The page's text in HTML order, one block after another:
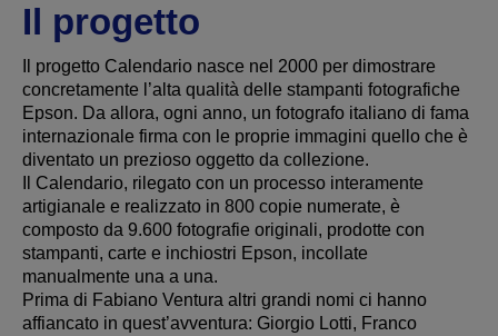
Il progetto
Il progetto Calendario nasce nel 2000 per dimostrare
concretamente l’alta qualità delle stampanti fotografiche
Epson. Da allora, ogni anno, un fotografo italiano di fama
internazionale firma con le proprie immagini quello che è
diventato un prezioso oggetto da collezione.
Il Calendario, rilegato con un processo interamente
artigianale e realizzato in 800 copie numerate, è
composto da 9.600 fotografie originali, prodotte con
stampanti, carte e inchiostri Epson, incollate
manualmente una a una.
Prima di Fabiano Ventura altri grandi nomi ci hanno
affiancato in quest’avventura: Giorgio Lotti, Franco